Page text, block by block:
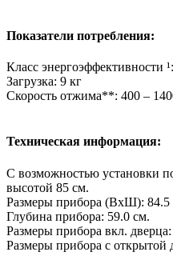
Показатели потребления:
Класс энергоэффективности
Загрузка: 9 кг
Скорость отжима**: 400 –
Техническая информация:
С возможностью установки
высотой 85 см.
Размеры прибора (ВхШ): 84.5
Глубина прибора: 59.0 см.
Размеры прибора вкл.
Размеры прибора с открытой